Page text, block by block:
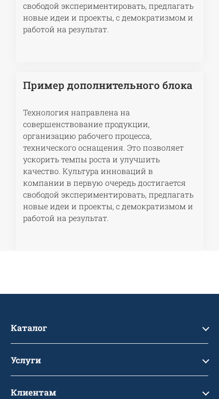
свободой экспериментировать, предлагать
новые идеи и проекты, с демократизмом и
работой на результат.
Пример дополнительного блока
Технология направлена на
совершенствование продукции,
организацию рабочего процесса,
технического оснащения. Это позволяет
ускорить темпы роста и улучшить
качество. Культура инноваций в
компании в первую очередь достигается
свободой экспериментировать, предлагать
новые идеи и проекты, с демократизмом и
работой на результат.
Каталог
Каталог
Услуги
Услуги
Производство на заказ
Ремонт
Клиентам